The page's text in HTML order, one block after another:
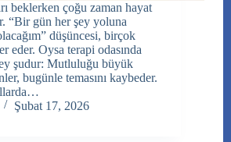
beklerken çoğu zaman hayat
“Bir gün her şey yoluna
düşüncesi, birçok
eder. Oysa terapi odasında
şudur: Mutluluğu büyük
bugünle temasını kaybeder.
Şubat 17, 2026